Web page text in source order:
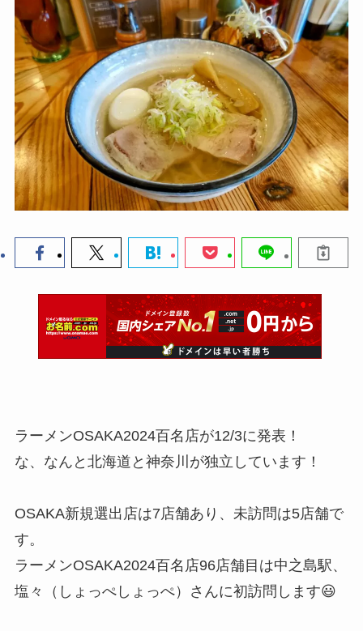
ラーメンOSAKA2024百名店が12/3に発表！
な、なんと北海道と神奈川が独立しています！
OSAKA新規選出店は7店舗あり、未訪問は5店舗で
す。
ラーメンOSAKA2024百名店96店舗目は中之島駅、
塩々（しょっぺしょっぺ）さんに初訪問します😃